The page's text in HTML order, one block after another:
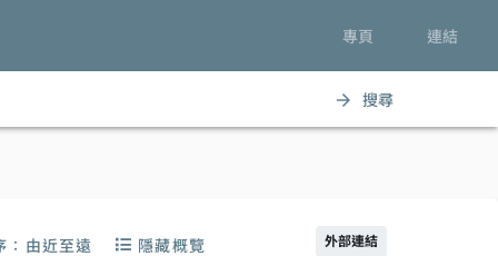
專頁 連結
arrow_forward 搜尋
由近至遠 隱藏概覽 外部連結